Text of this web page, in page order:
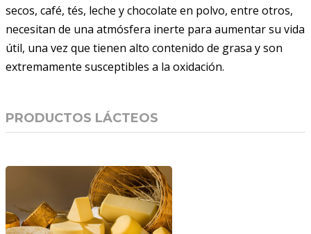
secos, café, tés, leche y chocolate en polvo, entre otros,
necesitan de una atmósfera inerte para aumentar su vida
útil, una vez que tienen alto contenido de grasa y son
extremamente susceptibles a la oxidación.
PRODUCTOS LÁCTEOS